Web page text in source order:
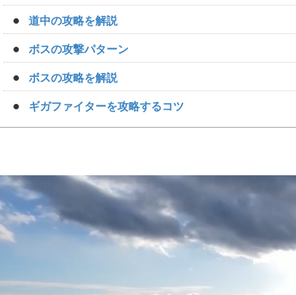
道中の攻略を解説
ボスの攻撃パターン
ボスの攻略を解説
ギガファイターを攻略するコツ